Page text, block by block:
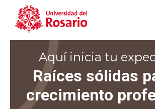
Pasar al contenido principal
Aquí inicia tu
Raíces sólidas
crecimiento